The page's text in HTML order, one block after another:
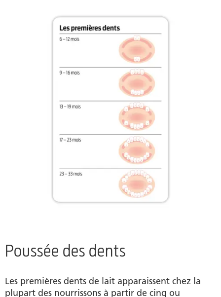
Conseils pour soutenir votre enfant pendant la
percée des dents
Poussée des dents
Les premières dents de lait apparaissent chez la
plupart des nourrissons à partir de cinq ou